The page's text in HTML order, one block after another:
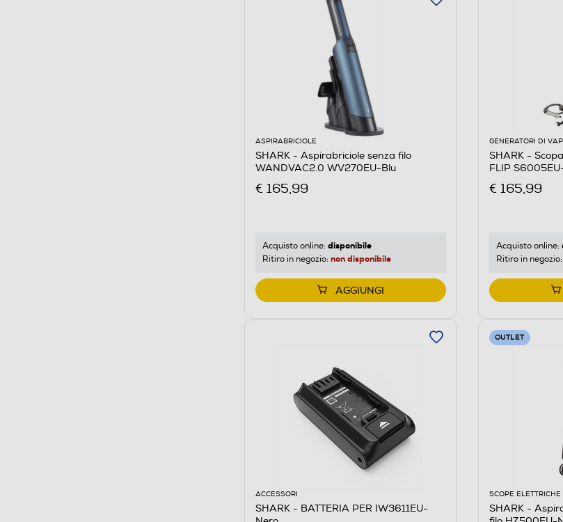
ASPIRABRICIOLE
SHARK - Aspirabriciole senza filo
WANDVAC2.0 WV270EU-Blu
€ 165,99
Acquisto online: disponibile
Ritiro in negozio: non disponibile
AGGIUNGI
GENERATORI DI
SHARK -
FLIP
€ 165,99
Acquisto online:
Ritiro in negozio:
ACCESSORI
SHARK - BATTERIA PER IW3611EU-
OUTLET
SCOPE ELETTRICHE
SHARK -